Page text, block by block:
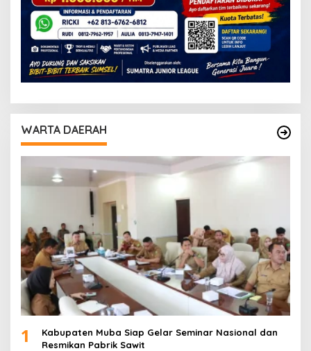
WARTA DAERAH
1
Kabupaten Muba Siap Gelar Seminar Nasional dan
Resmikan Pabrik Sawit